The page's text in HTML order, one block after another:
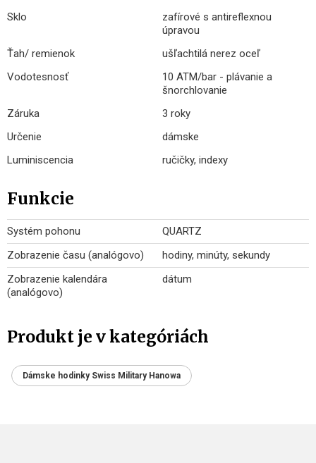
Sklo
zafírové s antireflexnou
úpravou
Ťah/ remienok
ušľachtilá nerez oceľ
Vodotesnosť
10 ATM/bar - plávanie a
šnorchlovanie
Záruka
3 roky
Určenie
dámske
Luminiscencia
ručičky, indexy
Funkcie
Systém pohonu
QUARTZ
Zobrazenie času (analógovo)
hodiny, minúty, sekundy
Zobrazenie kalendára
(analógovo)
dátum
Produkt je v kategóriách
Dámske hodinky Swiss Military Hanowa